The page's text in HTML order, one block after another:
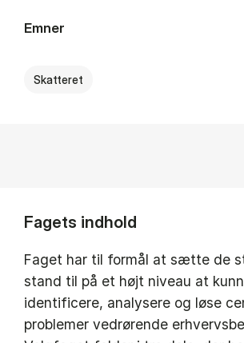
Emner
Skatteret
Fagets indhold
Faget har til formål at sætte de
stand til på et højt niveau at
identificere, analysere og løse
problemer vedrørende